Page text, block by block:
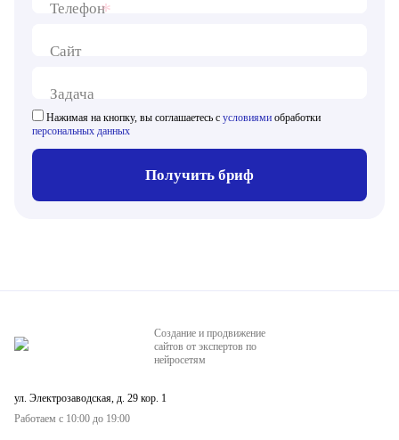
Телефон*
Сайт
Задача
Нажимая на кнопку, вы соглашаетесь с условиями обработки
персональных данных
Получить бриф
Создание и продвижение
сайтов от экспертов по
нейросетям
ул. Электрозаводская, д. 29 кор. 1
Работаем с 10:00 до 19:00